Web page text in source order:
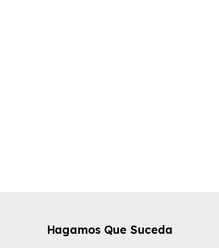
Hagamos Que Suceda